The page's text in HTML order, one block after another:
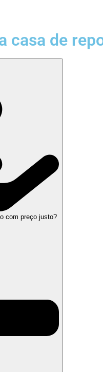
casa de
com preço justo?